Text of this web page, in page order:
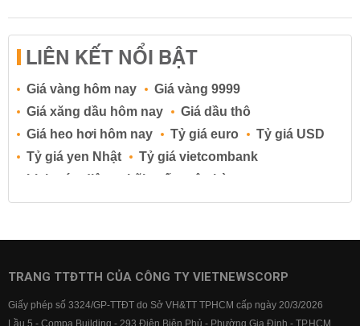
LIÊN KẾT NỔI BẬT
Giá vàng hôm nay
Giá vàng 9999
Giá xăng dầu hôm nay
Giá dầu thô
Giá heo hơi hôm nay
Tỷ giá euro
Tỷ giá USD
Tỷ giá yen Nhật
Tỷ giá vietcombank
Lịch cúp điện
Lãi suất ngân hàng
Lãi suất tiết kiệm
Lãi suất tiền gửi
Lãi suất ngân hàng BIDV
Lãi suất ngân hàng Vietcombank
TRANG TTĐTTH CỦA CÔNG TY VIETNEWSCORP
Giấy phép số 3324/GP-TTĐT do Sở VH&TT TPHCM cấp ngày 20/3/2026